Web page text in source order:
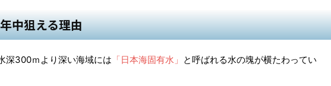
中狙える理由
深300ｍより深い海域には 「日本海固有水」 と呼ばれる水の塊が横たわってい